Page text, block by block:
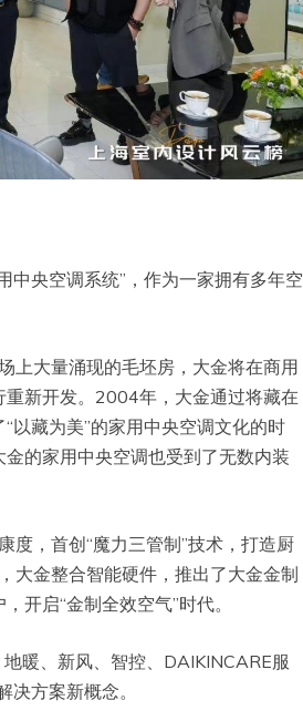
中央空调系统”，作为一家拥有多年空
上大量涌现的毛坯房，大金将在商用
新开发。2004年，大金通过将藏在
以藏为美”的家用中央空调文化的时
的家用中央空调也受到了无数内装
，首创“魔力三管制”技术，打造厨
大金整合智能硬件，推出了大金金制
开启“金制全效空气”时代。
暖、新风、智控、DAIKINCARE服
方案新概念。